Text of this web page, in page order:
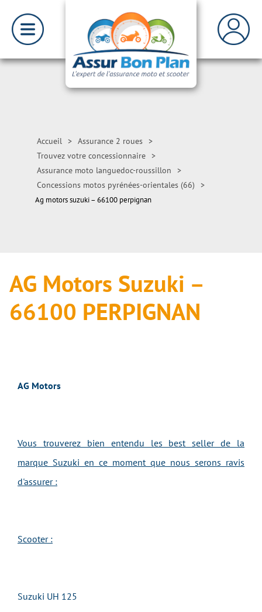
Accueil > Assurance 2 roues >
Trouvez votre concessionnaire >
Assurance moto languedoc-roussillon
>
Concessions motos pyrénées-orientales (66)
>
Ag motors suzuki – 66100 perpignan
AG Motors Suzuki –
66100 PERPIGNAN
AG Motors
Vous trouverez bien entendu les best seller de la
marque Suzuki en ce moment que nous serons ravis
d'assurer :
Scooter :
Suzuki UH 125